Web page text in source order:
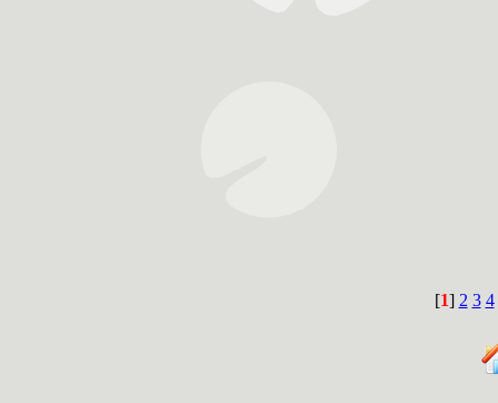
[1] 2 3 4